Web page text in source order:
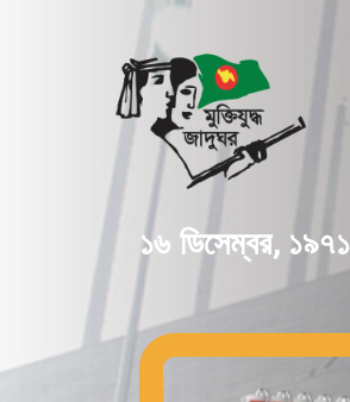
১৬ ডিসেম্বর, ১৯৭১